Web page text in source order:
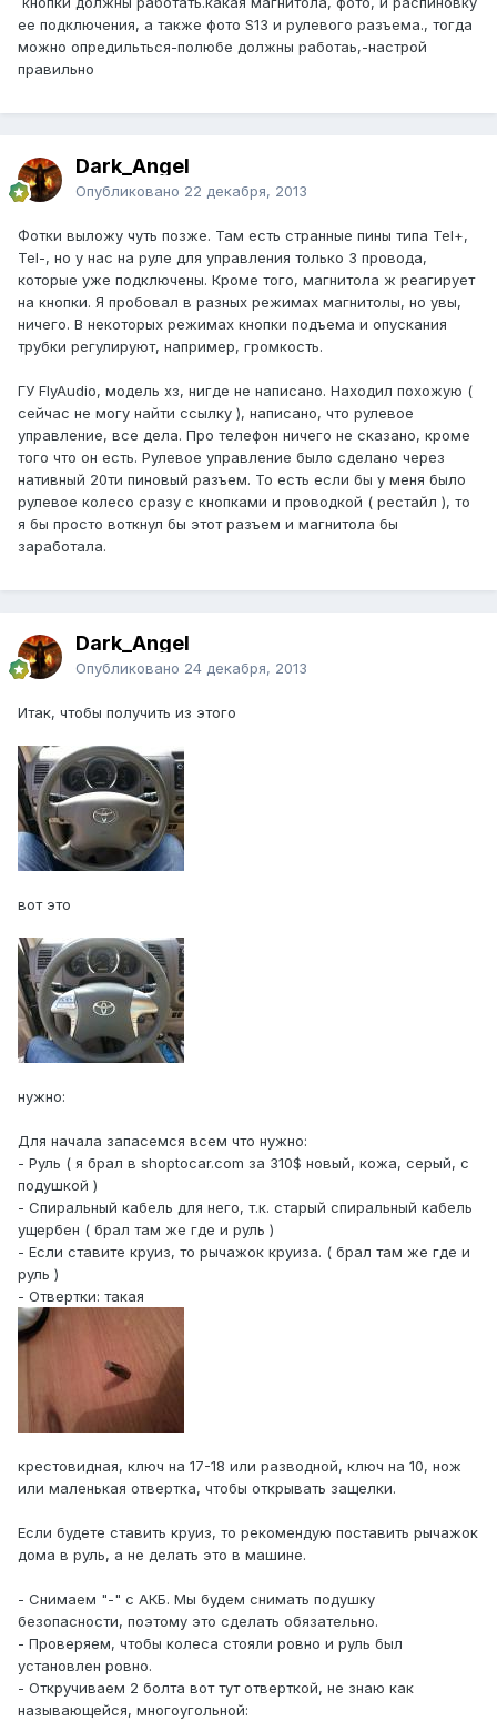
ее подключения, а также фото S13 и рулевого разъема., тогда
можно опредильться-полюбе должны работаь,-настрой
правильно
Dark_Angel
Опубликовано 22 декабря, 2013
Фотки выложу чуть позже. Там есть странные пины типа Tel+,
Tel-, но у нас на руле для управления только 3 провода,
которые уже подключены. Кроме того, магнитола ж реагирует
на кнопки. Я пробовал в разных режимах магнитолы, но увы,
ничего. В некоторых режимах кнопки подъема и опускания
трубки регулируют, например, громкость.
ГУ FlyAudio, модель хз, нигде не написано. Находил похожую (
сейчас не могу найти ссылку ), написано, что рулевое
управление, все дела. Про телефон ничего не сказано, кроме
того что он есть. Рулевое управление было сделано через
нативный 20ти пиновый разъем. То есть если бы у меня было
рулевое колесо сразу с кнопками и проводкой ( рестайл ), то
я бы просто воткнул бы этот разъем и магнитола бы
заработала.
Dark_Angel
Опубликовано 24 декабря, 2013
Итак, чтобы получить из этого
вот это
нужно:
Для начала запасемся всем что нужно:
- Руль ( я брал в shoptocar.com за 310$ новый, кожа, серый, с
подушкой )
- Спиральный кабель для него, т.к. старый спиральный кабель
ущербен ( брал там же где и руль )
- Если ставите круиз, то рычажок круиза. ( брал там же где и
руль )
- Отвертки: такая
крестовидная, ключ на 17-18 или разводной, ключ на 10, нож
или маленькая отвертка, чтобы открывать защелки.
Если будете ставить круиз, то рекомендую поставить рычажок
дома в руль, а не делать это в машине.
- Снимаем "-" с АКБ. Мы будем снимать подушку
безопасности, поэтому это сделать обязательно.
- Проверяем, чтобы колеса стояли ровно и руль был
установлен ровно.
- Откручиваем 2 болта вот тут отверткой, не знаю как
называющейся, многоугольной: